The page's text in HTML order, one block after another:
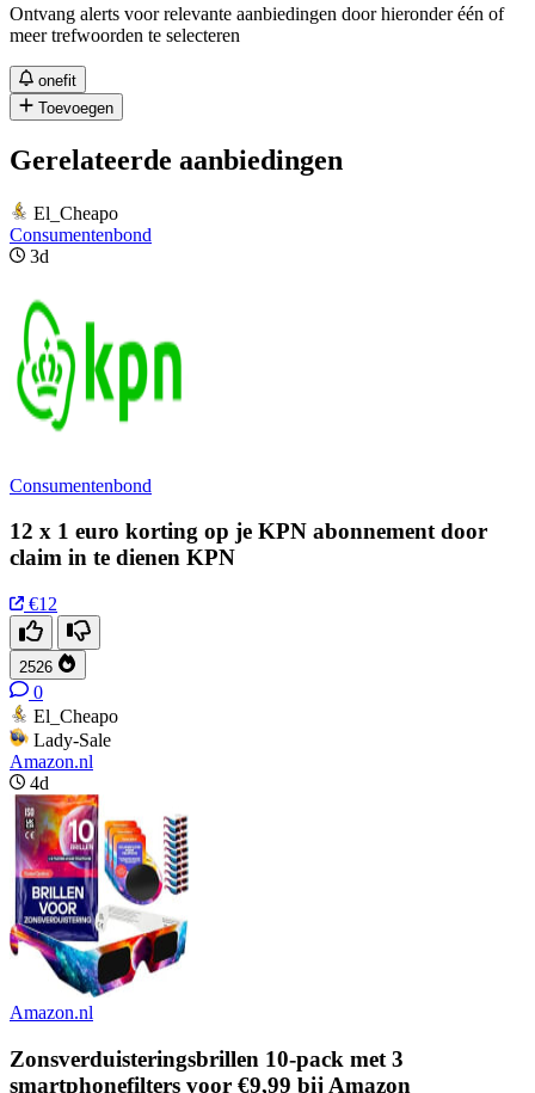
Ontvang alerts voor relevante aanbiedingen door hieronder één of
meer trefwoorden te selecteren
onefit
Toevoegen
Gerelateerde aanbiedingen
El_Cheapo
Consumentenbond
3d
Consumentenbond
12 x 1 euro korting op je KPN abonnement door
claim in te dienen KPN
€12
2526
0
El_Cheapo
Lady-Sale
Amazon.nl
4d
Amazon.nl
Zonsverduisteringsbrillen 10-pack met 3
smartphonefilters voor €9,99 bij Amazon